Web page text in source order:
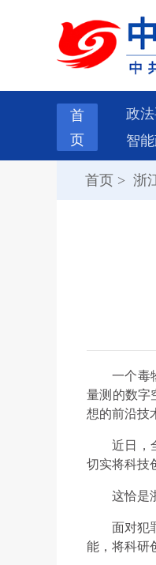
首
页
政
智
首页 > 浙
一个毒
量测的数字
想的前沿技
近日，
切实将科技
这恰是
面对犯
能，将科研